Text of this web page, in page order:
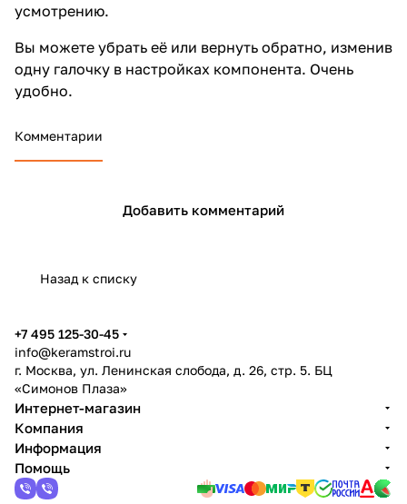
усмотрению.
Вы можете убрать её или вернуть обратно, изменив
одну галочку в настройках компонента. Очень
удобно.
Комментарии
Добавить комментарий
Назад к списку
+7 495 125-30-45
info@keramstroi.ru
г. Москва, ул. Ленинская слобода, д. 26, стр. 5. БЦ
«Симонов Плаза»
Интернет-магазин
Компания
Информация
Помощь